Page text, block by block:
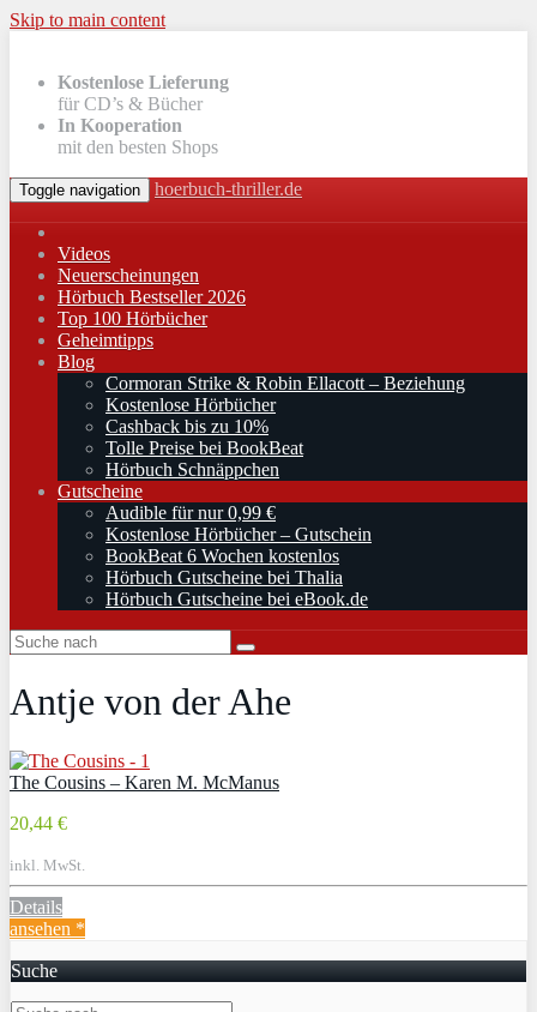
Skip to main content
Kostenlose Lieferung
für CD’s & Bücher
In Kooperation
mit den besten Shops
Toggle navigation hoerbuch-thriller.de
Videos
Neuerscheinungen
Hörbuch Bestseller 2026
Top 100 Hörbücher
Geheimtipps
Blog
Cormoran Strike & Robin Ellacott – Beziehung
Kostenlose Hörbücher
Cashback bis zu 10%
Tolle Preise bei BookBeat
Hörbuch Schnäppchen
Gutscheine
Audible für nur 0,99 €
Kostenlose Hörbücher – Gutschein
BookBeat 6 Wochen kostenlos
Hörbuch Gutscheine bei Thalia
Hörbuch Gutscheine bei eBook.de
Antje von der Ahe
The Cousins – Karen M. McManus
20,44 €
inkl. MwSt.
Details
ansehen *
Suche